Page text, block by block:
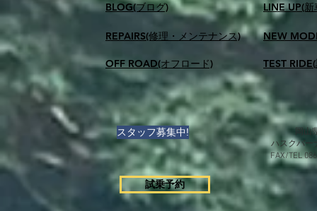
BLOG(ブログ)
REPAIRS(修理・メンテナンス)
OFF ROAD(オフロード)
LINE UP(新
NEW
TEST
スタッフ募集中!
試乗予約
岡
ハスクバー
FAX/TEL